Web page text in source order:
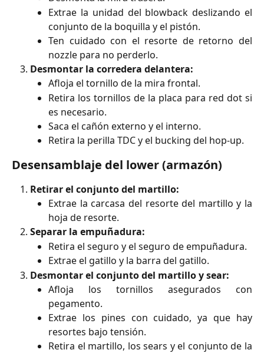
Extrae la unidad del blowback deslizando el
conjunto de la boquilla y el pistón.
Ten cuidado con el resorte de retorno del
nozzle para no perderlo.
Desmontar la corredera delantera:
Afloja el tornillo de la mira frontal.
Retira los tornillos de la placa para red dot si
es necesario.
Saca el cañón externo y el interno.
Retira la perilla TDC y el bucking del hop-up.
Desensamblaje del lower (armazón)
Retirar el conjunto del martillo:
Extrae la carcasa del resorte del martillo y la
hoja de resorte.
Separar la empuñadura:
Retira el seguro y el seguro de empuñadura.
Extrae el gatillo y la barra del gatillo.
Desmontar el conjunto del martillo y sear:
Afloja los tornillos asegurados con
pegamento.
Extrae los pines con cuidado, ya que hay
resortes bajo tensión.
Retira el martillo, los sears y el conjunto de la